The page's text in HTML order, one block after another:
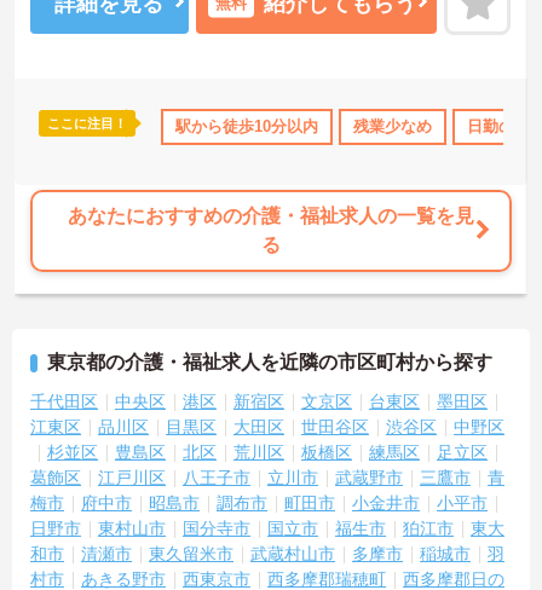
年間休日110日以上 資格取得サポート 研修制度あり
応じて用意されており安心してご就業いただけます。
ここに注目！ 駅から徒歩10分以内 残業少なめ 日勤のみ
あなたにおすすめの介護・福祉求人の一覧を見
る
東京都の介護・福祉求人を近隣の市区町村から探す
千代田区 中央区 港区 新宿区 文京区 台東区
墨田区
江東区
品川区 目黒区 大田区 世田谷区 渋谷区
中野区
杉並区
豊島区 北区 荒川区 板橋区 練馬区
足立区
葛飾区
江戸川区 八王子市 立川市 武蔵野市 三鷹市
青
梅市
府中市 昭島市 調布市 町田市 小金井市
小平市
日野市
東村山市 国分寺市 国立市 福生市 狛江市
東大
和市
清瀬市 東久留米市 武蔵村山市 多摩市 稲城市
羽
村市
あきる野市 西東京市 西多摩郡瑞穂町
西多摩郡日の